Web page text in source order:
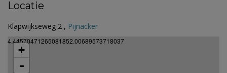
Locatie
Klapwijkseweg 2 , Pijnacker
4.44570471265081852.00689573718037
+
-